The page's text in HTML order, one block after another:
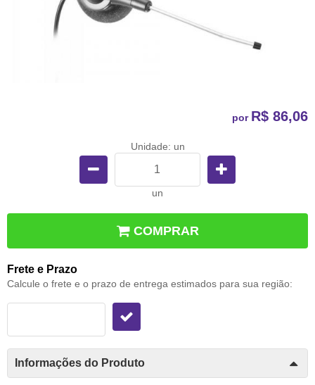
por R$ 86,06
Unidade: un
un
COMPRAR
Frete e Prazo
Calcule o frete e o prazo de entrega estimados para sua região:
Informações do Produto